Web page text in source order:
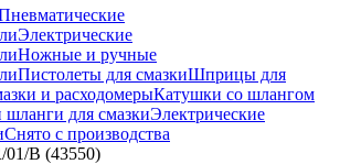
Электрические
Ножные и ручные
Пистолеты для смазкиШприцы для
и расходомерыКатушки со шлангом
шланги для смазкиЭлектрические
Снято с производства
01/B (43550)